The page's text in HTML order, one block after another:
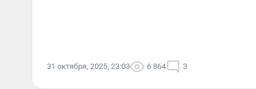
31 октября, 2025, 23:03 6 864 3